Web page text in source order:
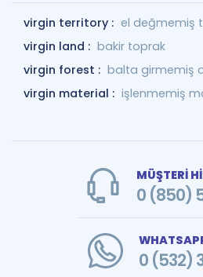
virgin territory : el değmemiş
virgin land : bakir toprak
virgin forest : balta girmemiş
virgin material : işlenmemiş
MÜŞTERİ
0 (850)
0 (532)